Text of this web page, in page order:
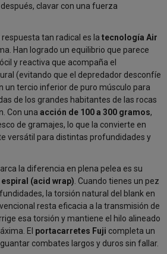
clavar con una fuerza
tan radical es la tecnología Air
Han logrado un equilibrio que parece
y reactiva que acompaña el
(evitando que el depredador desconfíe
un tercio inferior de puro músculo para
de los grandes habitantes de las rocas
Con una acción de 100 a 300 gramos,
de gramajes, lo que la convierte en
versátil para distintas profundidades y
la diferencia en plena pelea es su
(acid wrap). Cuando tienes un pez
la torsión natural del blank en
resta eficacia a la transmisión de
esa torsión y mantiene el hilo alineado
El portacarretes Fuji completa un
combates largos y duros sin fallar.